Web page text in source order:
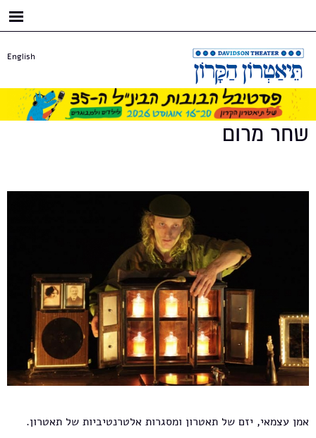
English
שחר מרום
אמן עצמאי, יזם של תאטרון ומסגרות אלטרנטיביות של תאטרון.